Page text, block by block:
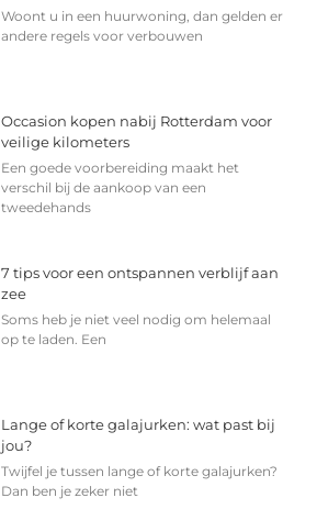
Woont u in een huurwoning, dan gelden er
andere regels voor verbouwen
Occasion kopen nabij Rotterdam voor
veilige kilometers
Een goede voorbereiding maakt het
verschil bij de aankoop van een
tweedehands
7 tips voor een ontspannen verblijf aan
zee
Soms heb je niet veel nodig om helemaal
op te laden. Een
Lange of korte galajurken: wat past bij
jou?
Twijfel je tussen lange of korte galajurken?
Dan ben je zeker niet